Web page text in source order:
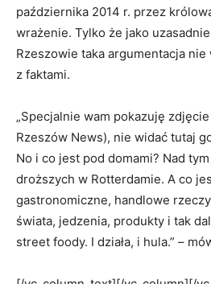
października 2014 r. przez
wrażenie. Tylko że jako
Rzeszowie taka argumentacja
z faktami.
„Specjalnie wam pokazuję
Rzeszów News), nie widać tutaj
No i co jest pod domami? Nad
droższych w Rotterdamie. A co
gastronomiczne, handlowe
świata, jedzenia, produkty i tak
street foody. I działa, i hula.” –